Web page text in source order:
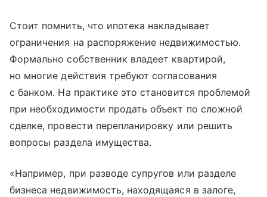
Стоит помнить, что ипотека накладывает
ограничения на распоряжение недвижимостью.
Формально собственник владеет квартирой,
но многие действия требуют согласования
с банком. На практике это становится проблемой
при необходимости продать объект по сложной
сделке, провести перепланировку или решить
вопросы раздела имущества.
«Например, при разводе супругов или разделе
бизнеса недвижимость, находящаяся в залоге,